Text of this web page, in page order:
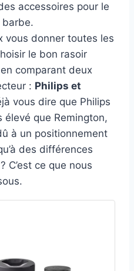
accessoires pour le
barbe.
vous donner toutes les
le bon rasoir
comparant deux
: Philips et
vous dire que Philips
élevé que Remington,
à un positionnement
des différences
C’est ce que nous